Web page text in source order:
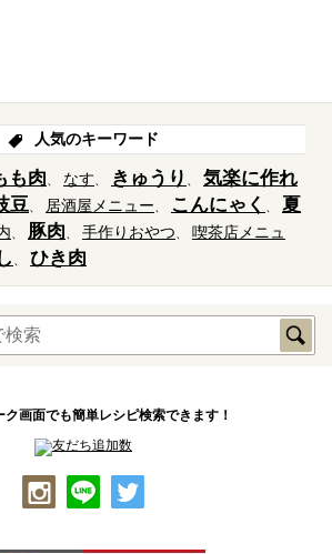
人気のキーワード
も肉 なす きゅうり
気楽に作れ
豆 居酒屋メニュー こんにゃく
夏
豚肉 手作りおやつ
喫茶店メニュ
ひき肉
ク画面でも簡単レシピ検索できます！